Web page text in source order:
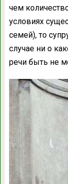
чем
условиях
семей), то
случае ни о
речи быть не